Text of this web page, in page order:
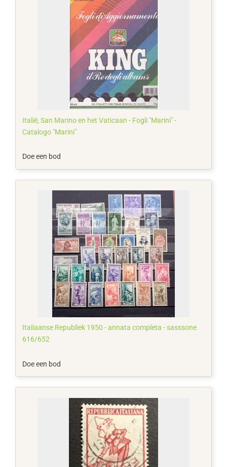
Italië, San Marino en het Vaticaan - Fogli "Marini" -
Catalogo "Marini"
Doe een bod
Italiaanse Republiek 1950 - annata completa - sasssone
616/652
Doe een bod